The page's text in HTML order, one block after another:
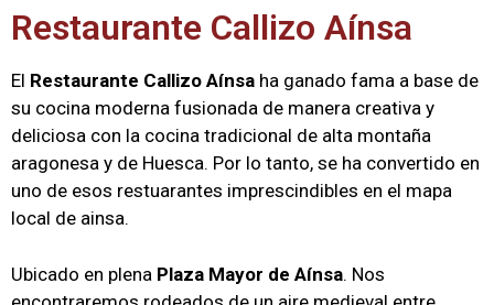
Restaurante Callizo Aínsa
El Restaurante Callizo Aínsa ha ganado fama a base de
su cocina moderna fusionada de manera creativa y
deliciosa con la cocina tradicional de alta montaña
aragonesa y de Huesca. Por lo tanto, se ha convertido en
uno de esos restuarantes imprescindibles en el mapa
local de ainsa.
Ubicado en plena Plaza Mayor de Aínsa. Nos